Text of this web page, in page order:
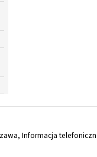
Informacja